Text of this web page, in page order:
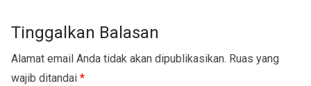
Tinggalkan Balasan
Alamat email Anda tidak akan dipublikasikan. Ruas yang
wajib ditandai *